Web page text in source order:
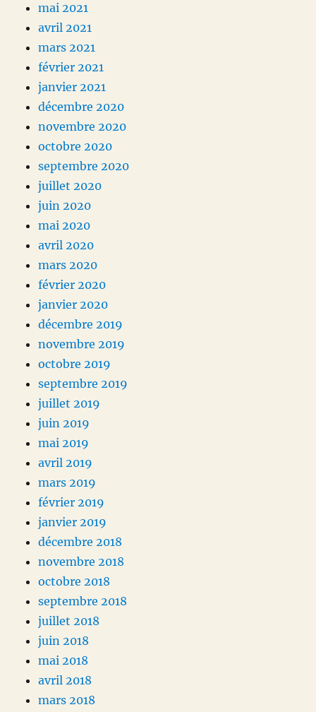
mai 2021
avril 2021
mars 2021
février 2021
janvier 2021
décembre 2020
novembre 2020
octobre 2020
septembre 2020
juillet 2020
juin 2020
mai 2020
avril 2020
mars 2020
février 2020
janvier 2020
décembre 2019
novembre 2019
octobre 2019
septembre 2019
juillet 2019
juin 2019
mai 2019
avril 2019
mars 2019
février 2019
janvier 2019
décembre 2018
novembre 2018
octobre 2018
septembre 2018
juillet 2018
juin 2018
mai 2018
avril 2018
mars 2018